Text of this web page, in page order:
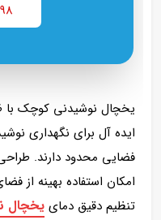
ایده‌ آل برای نگهداری
فضایی محدود دارند.
امکان استفاده بهینه از
تنظیم دقیق دمای یخچال